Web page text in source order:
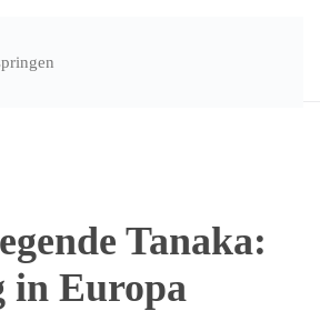
Tanaka:
in Europa